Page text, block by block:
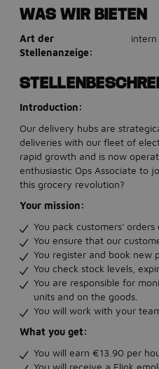
WAS WIR BIETEN
Art der
Stellenanzeige:
intern
Introduction:
Our delivery hubs are
deliveries with our fleet of
rapid growth and is now
enthusiastic Ops Associate to
this grocery revolution?
Your mission:
You pack customers'
You ensure that our
You register and book new
You check stock levels,
You are responsible for
units and on the goods.
You will work with your
What you get:
You will earn €13.90 per
You will receive a Flink